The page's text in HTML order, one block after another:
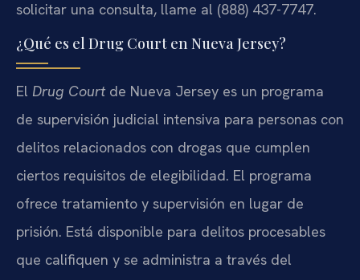
solicitar una consulta, llame al (888) 437-7747.
¿Qué es el Drug Court en Nueva Jersey?
El Drug Courtde Nueva Jersey es un programa
de supervisión judicial intensiva para personas con
delitos relacionados con drogas que cumplen
ciertos requisitos de elegibilidad. El programa
ofrece tratamiento y supervisión en lugar de
prisión. Está disponible para delitos procesables
que califiquen y se administra a través del